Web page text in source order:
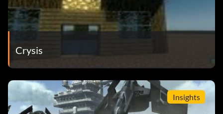
Crysis
Insights